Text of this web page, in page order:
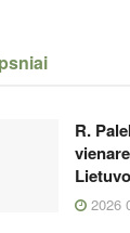
R.
2026